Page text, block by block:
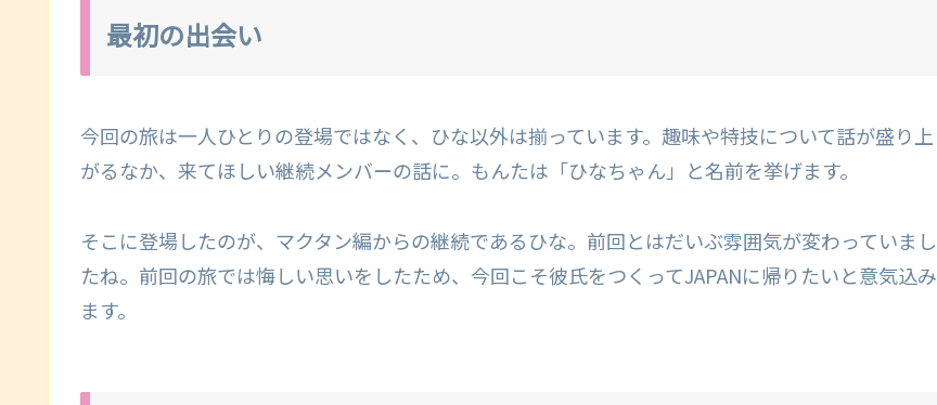
最初の出会い
今回の旅は一人ひとりの登場ではなく、ひな以外は揃っています。趣味や特技について話が盛り上
がるなか、来てほしい継続メンバーの話に。もんたは「ひなちゃん」と名前を挙げます。
そこに登場したのが、マクタン編からの継続であるひな。前回とはだいぶ雰囲気が変わっていまし
たね。前回の旅では悔しい思いをしたため、今回こそ彼氏をつくってJAPANに帰りたいと意気込み
ます。